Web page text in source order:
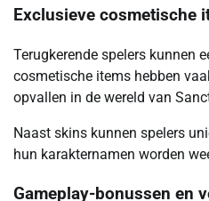
Exclusieve cosmetische
Terugkerende spelers kunnen
cosmetische items hebben
opvallen in de wereld van
Naast skins kunnen spelers
hun karakternamen worden
Gameplay-bonussen en